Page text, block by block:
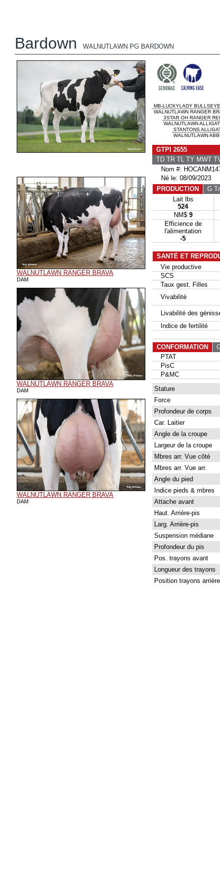
Bardown WALNUTLAWN PG BARDOWN
WALNUTLAWN RANGER BRAVA
DAM
WALNUTLAWN RANGER BRAVA
DAM
WALNUTLAWN RANGER BRAVA
DAM
MB-LUCKYLADY BULLSEYE
WALNUTLAWN RANGER
3STAR OH RANGER
WALNUTLAWN
STANTONS
WALNUTLAWN
GTPI 2655
TD TR TL TY MWT
Nom #:
Né le: 08/09/2023
PRODUCTION
G
Lait lbs
524
NM$ 9
Efficience de
l'alimentation
-5
SANTÉ ET
Vie productive
SCS
Taux gest. Filles
Vivabilité
Livabilité des
Indice de fertilité
CONFORMATION
PTAT
PisC
P&MC
Stature
Force
Profondeur de corps
Car. Laitier
Angle de la croupe
Largeur de la croupe
Mbres arr. Vue côté
Mbres arr. Vue arr.
Angle du pied
Indice pieds & mbres
Attache avant
Haut. Arrière-pis
Larg. Arrière-pis
Suspension médiane
Profondeur du pis
Pos. trayons avant
Longueur des trayons
Position trayons arrière